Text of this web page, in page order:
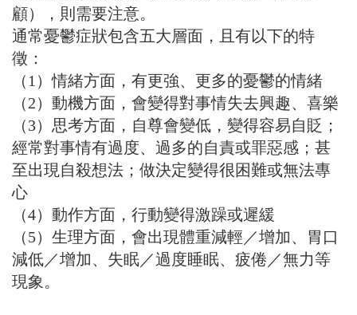
顧），則需要注意。
通常憂鬱症狀包含五大層面，且有以下的特
徵：
（1）情緒方面，有更強、更多的憂鬱的情緒
（2）動機方面，會變得對事情失去興趣、喜樂
（3）思考方面，自尊會變低，變得容易自貶；
經常對事情有過度、過多的自責或罪惡感；甚
至出現自殺想法；做決定變得很困難或無法專
心
（4）動作方面，行動變得激躁或遲緩
（5）生理方面，會出現體重減輕／增加、胃口
減低／增加、失眠／過度睡眠、疲倦／無力等
現象。